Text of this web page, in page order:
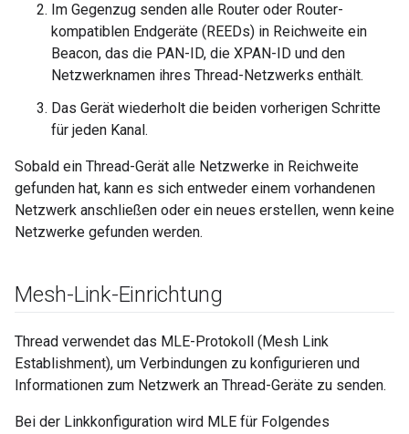
Im Gegenzug senden alle Router oder Router-
kompatiblen Endgeräte (REEDs) in Reichweite ein
Beacon, das die PAN-ID, die XPAN-ID und den
Netzwerknamen ihres Thread-Netzwerks enthält.
Das Gerät wiederholt die beiden vorherigen Schritte
für jeden Kanal.
Sobald ein Thread-Gerät alle Netzwerke in Reichweite
gefunden hat, kann es sich entweder einem vorhandenen
Netzwerk anschließen oder ein neues erstellen, wenn keine
Netzwerke gefunden werden.
Mesh-Link-Einrichtung
Thread verwendet das MLE-Protokoll (Mesh Link
Establishment), um Verbindungen zu konfigurieren und
Informationen zum Netzwerk an Thread-Geräte zu senden.
Bei der Linkkonfiguration wird MLE für Folgendes